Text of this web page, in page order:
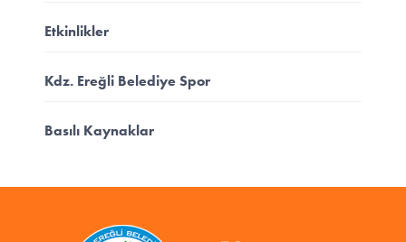
Etkinlikler
Kdz. Ereğli Belediye Spor
Basılı Kaynaklar